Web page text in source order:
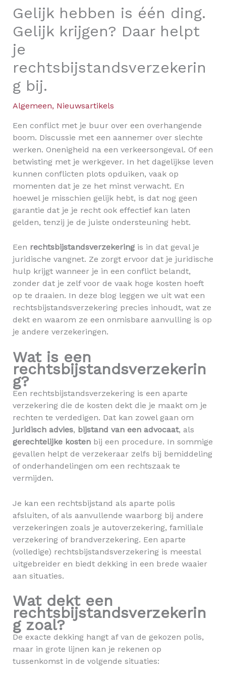
Gelijk hebben is één ding.
Gelijk krijgen? Daar helpt
je
rechtsbijstandsverzekerin
g bij.
Algemeen, Nieuwsartikels
Een conflict met je buur over een overhangende
boom. Discussie met een aannemer over slechte
werken. Onenigheid na een verkeersongeval. Of een
betwisting met je werkgever. In het dagelijkse leven
kunnen conflicten plots opduiken, vaak op
momenten dat je ze het minst verwacht. En
hoewel je misschien gelijk hebt, is dat nog geen
garantie dat je je recht ook effectief kan laten
gelden, tenzij je de juiste ondersteuning hebt.
Een rechtsbijstandsverzekeringis in dat geval je
juridische vangnet. Ze zorgt ervoor dat je juridische
hulp krijgt wanneer je in een conflict belandt,
zonder dat je zelf voor de vaak hoge kosten hoeft
op te draaien. In deze blog leggen we uit wat een
rechtsbijstandsverzekering precies inhoudt, wat ze
dekt en waarom ze een onmisbare aanvulling is op
je andere verzekeringen.
Wat is een
rechtsbijstandsverzekerin
g?
Een rechtsbijstandsverzekering is een aparte
verzekering die de kosten dekt die je maakt om je
rechten te verdedigen. Dat kan zowel gaan om
juridisch advies, bijstand van een advocaat, als
gerechtelijke kostenbij een procedure. In sommige
gevallen helpt de verzekeraar zelfs bij bemiddeling
of onderhandelingen om een rechtszaak te
vermijden.
Je kan een rechtsbijstand als aparte polis
afsluiten, of als aanvullende waarborg bij andere
verzekeringen zoals je autoverzekering, familiale
verzekering of brandverzekering. Een aparte
(volledige) rechtsbijstandsverzekering is meestal
uitgebreider en biedt dekking in een brede waaier
aan situaties.
Wat dekt een
rechtsbijstandsverzekerin
g zoal?
De exacte dekking hangt af van de gekozen polis,
maar in grote lijnen kan je rekenen op
tussenkomst in de volgende situaties: